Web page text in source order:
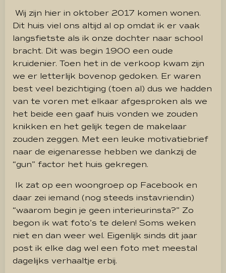
Wij zijn hier in oktober 2017 komen wonen.
Dit huis viel ons altijd al op omdat ik er vaak
langsfietste als ik onze dochter naar school
bracht. Dit was begin 1900 een oude
kruidenier. Toen het in de verkoop kwam zijn
we er letterlijk bovenop gedoken. Er waren
best veel bezichtiging (toen al) dus we hadden
van te voren met elkaar afgesproken als we
het beide een gaaf huis vonden we zouden
knikken en het gelijk tegen de makelaar
zouden zeggen. Met een leuke motivatiebrief
naar de eigenaresse hebben we dankzij de
“gun” factor het huis gekregen.
Ik zat op een woongroep op Facebook en
daar zei iemand (nog steeds instavriendin)
“waarom begin je geen interieurinsta?” Zo
begon ik wat foto’s te delen! Soms weken
niet en dan weer wel. Eigenlijk sinds dit jaar
post ik elke dag wel een foto met meestal
dagelijks verhaaltje erbij.